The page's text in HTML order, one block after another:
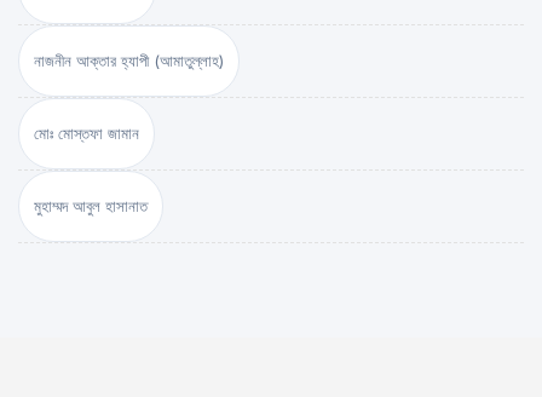
নাজনীন আক্তার হ্যাপী (আমাতুল্লাহ)
মোঃ মোস্তফা জামান
মুহাম্মদ আবুল হাসানাত